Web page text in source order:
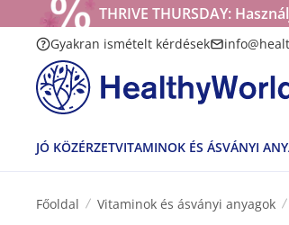
THRIVE THURSDAY:
Gyakran ismételt kérdések
JÓ KÖZÉRZETVITAMINOK ÉS ÁSVÁNYI
Főoldal Vitaminok és ásványi anyagok